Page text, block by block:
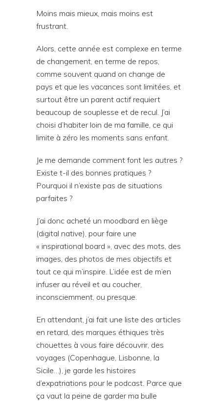
Moins mais mieux, mais moins est
frustrant.
Alors, cette année est complexe en terme
de changement, en terme de repos,
comme souvent quand on change de
pays et que les vacances sont limitées, et
surtout être un parent actif requiert
beaucoup de souplesse et de recul. J’ai
choisi d’habiter loin de ma famille, ce qui
limite à zéro les moments sans enfant.
Je me demande comment font les autres ?
Existe t-il des bonnes pratiques ?
Pourquoi il n’existe pas de situations
parfaites ?
J’ai donc acheté un moodbard en liège
(digital native), pour faire une
« inspirational board », avec des mots, des
images, des photos de mes objectifs et
tout ce qui m’inspire. L’idée est de m’en
infuser au réveil et au coucher,
inconsciemment, ou presque.
En attendant, j’ai fait une liste des articles
en retard, des marques éthiques très
chouettes à vous faire découvrir, des
voyages (Copenhague, Lisbonne, la
Sicile…), je garde les histoires
d’expatriations pour le podcast. Parce que
ça vaut la peine de garder ma bulle